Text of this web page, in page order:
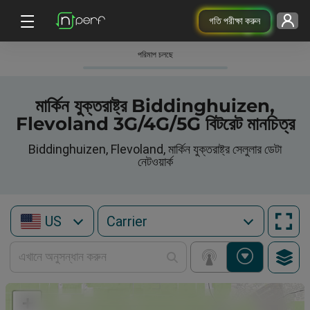
গতি পরীক্ষা করুন
পরিমাপ চলছে
মার্কিন যুক্তরাষ্ট্র Biddinghuizen,
Flevoland 3G/4G/5G বিটরেট মানচিত্র
Biddinghuizen, Flevoland, মার্কিন যুক্তরাষ্ট্র সেলুলার ডেটা
নেটওয়ার্ক
US